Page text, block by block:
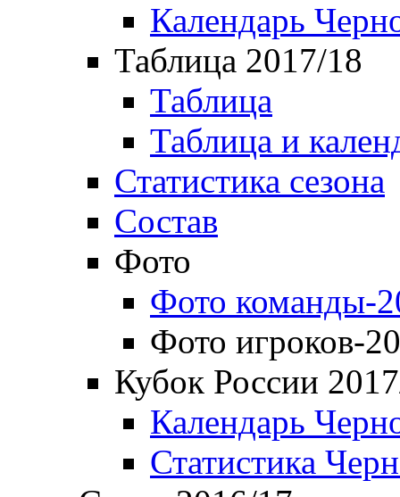
Календарь
Таблица 2017/18
Таблица
Таблица и
Статистика сезона
Состав
Фото
Фото команды-
Фото игроков-
Кубок России
Календарь
Статистика